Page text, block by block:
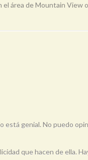
el área de Mountain
está genial. No puedo
que hacen de ella.